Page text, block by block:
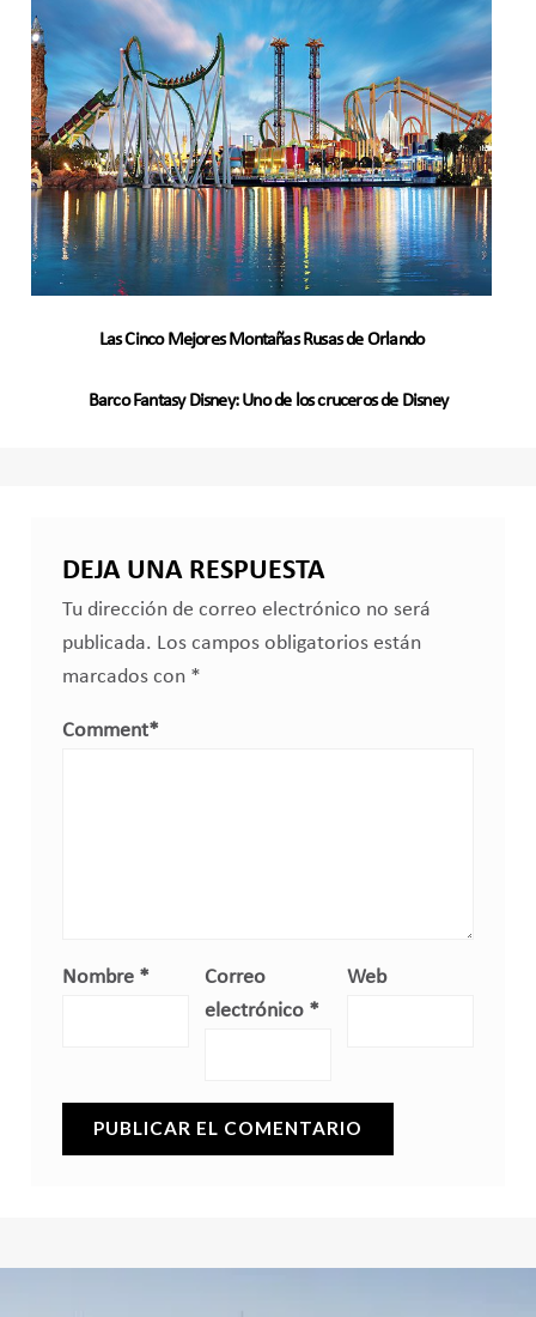
Las Cinco Mejores Montañas Rusas de Orlando
Barco Fantasy Disney: Uno de los cruceros de Disney
DEJA UNA RESPUESTA
Tu dirección de correo electrónico no será
publicada. Los campos obligatorios están
marcados con *
Comment*
Nombre *
Correo
electrónico *
Web